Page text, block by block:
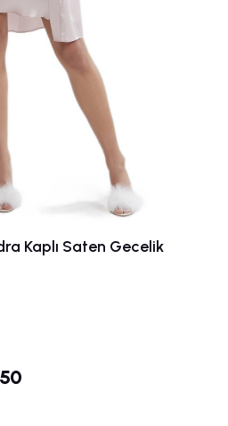
Kaplı Saten Gecelik